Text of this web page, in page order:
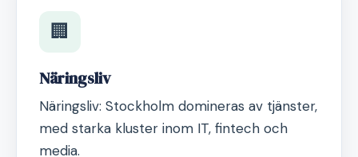
🏢
Näringsliv
Näringsliv: Stockholm domineras av tjänster,
med starka kluster inom IT, fintech och
media.